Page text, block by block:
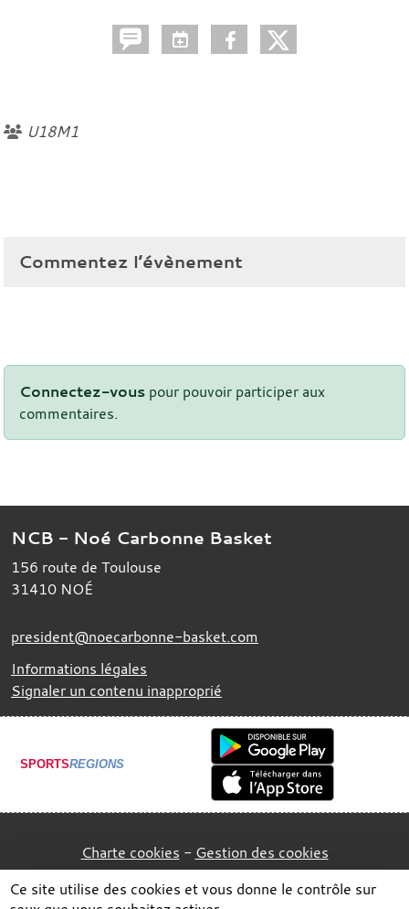
U18M1
Commentez l’évènement
Connectez-vous pour pouvoir participer aux
commentaires.
NCB - Noé Carbonne Basket
156 route de Toulouse
31410 NOÉ
president@noecarbonne-basket.com
Informations légales
Signaler un contenu inapproprié
SPORTSREGIONS
Charte cookies Gestion des cookies
Ce site utilise des cookies et vous donne le contrôle sur